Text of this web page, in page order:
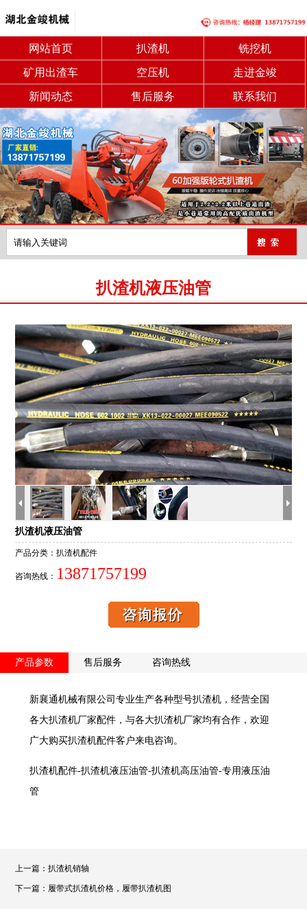
网站首页 扒渣机 铣挖机
矿用出渣车 空压机 走进金竣
新闻动态 售后服务 联系我们
扒渣机液压油管
扒渣机液压油管
产品分类：扒渣机配件
咨询热线： 13871757199
产品参数 售后服务 咨询热线
新襄通机械有限公司专业生产各种型号扒渣机，经营全国
各大扒渣机厂家配件，与各大扒渣机厂家均有合作，欢迎
广大购买扒渣机配件客户来电咨询。
扒渣机配件-扒渣机液压油管-扒渣机高压油管-专用液压油
管
上一篇：扒渣机销轴
下一篇： 履带式扒渣机价格，履带扒渣机图